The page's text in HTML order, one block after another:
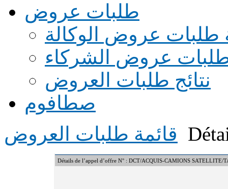
طلبات عروض
طلبات عروض الوكالة
طلبات عروض الشركاء
نتائج طلبات العروض
صطافوم
قائمة طلبات العروض
Détails de l’appel d’offre N° : DCT/ACQUIS-CAMIONS SATELLITE/